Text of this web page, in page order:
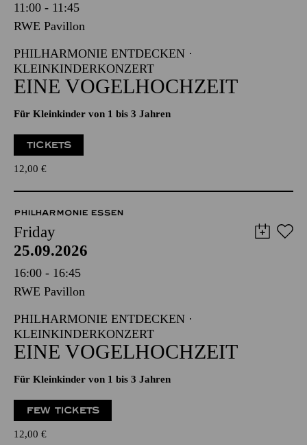
11:00 - 11:45
RWE Pavillon
PHILHARMONIE ENTDECKEN ·
KLEINKINDERKONZERT
EINE VOGELHOCHZEIT
Für Kleinkinder von 1 bis 3 Jahren
TICKETS
12,00 €
PHILHARMONIE ESSEN
Friday
25.09.2026
16:00 - 16:45
RWE Pavillon
PHILHARMONIE ENTDECKEN ·
KLEINKINDERKONZERT
EINE VOGELHOCHZEIT
Für Kleinkinder von 1 bis 3 Jahren
FEW TICKETS
12,00 €